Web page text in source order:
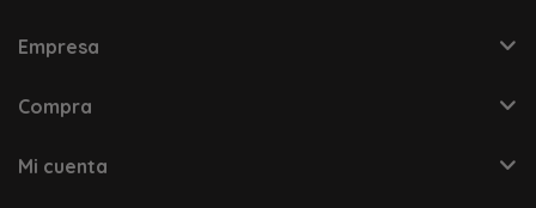
Empresa
Compra
Mi cuenta